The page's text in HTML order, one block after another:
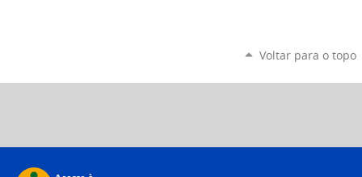
Voltar para o topo